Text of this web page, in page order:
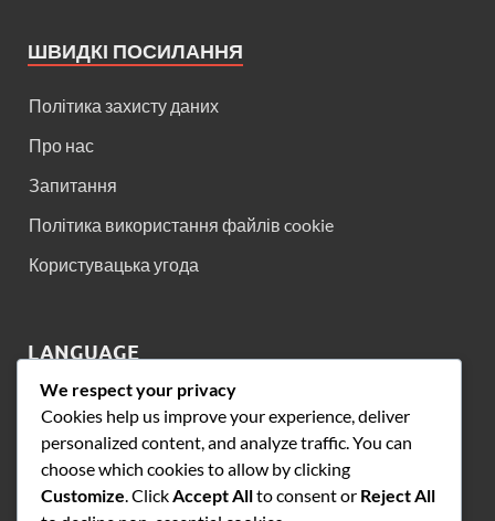
ШВИДКІ ПОСИЛАННЯ
Політика захисту даних
Про нас
Запитання
Політика використання файлів cookie
Користувацька угода
LANGUAGE
English ▾
ПОШУК
We respect your privacy
Cookies help us improve your experience, deliver
personalized content, and analyze traffic. You can
choose which cookies to allow by clicking
Customize . Click Accept Allto consent or Reject All